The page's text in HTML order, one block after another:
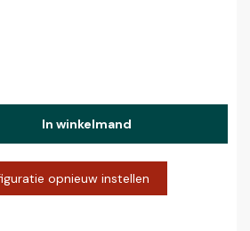
In winkelmand
opnieuw instellen